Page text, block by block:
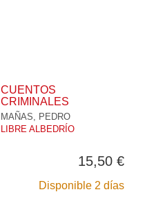
CUENTOS
CRIMINALES
MAÑAS, PEDRO
LIBRE ALBEDRÍO
15,50 €
Disponible 2 días